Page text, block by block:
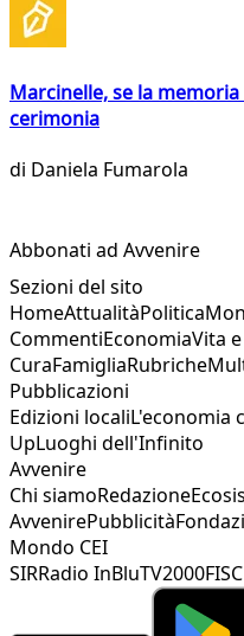
Marcinelle, se la
cerimonia
di Daniela Fumarola
Abbonati ad Avvenire
Sezioni del sito
HomeAttualitàPolitica
CommentiEconomiaVita e
CuraFamigliaRubriche
Pubblicazioni
Edizioni localiL'economia
UpLuoghi dell'Infinito
Avvenire
Chi siamoRedazione
AvvenirePubblicità
Mondo CEI
SIRRadio InBluTV2000FISC